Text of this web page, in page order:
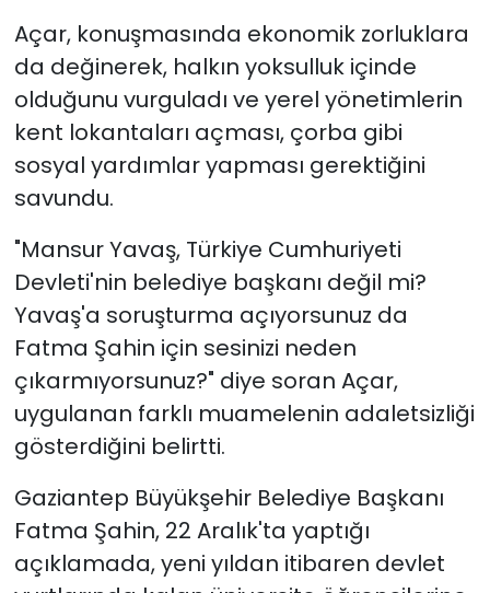
Açar, konuşmasında ekonomik zorluklara
da değinerek, halkın yoksulluk içinde
olduğunu vurguladı ve yerel yönetimlerin
kent lokantaları açması, çorba gibi
sosyal yardımlar yapması gerektiğini
savundu.
"Mansur Yavaş, Türkiye Cumhuriyeti
Devleti'nin belediye başkanı değil mi?
Yavaş'a soruşturma açıyorsunuz da
Fatma Şahin için sesinizi neden
çıkarmıyorsunuz?" diye soran Açar,
uygulanan farklı muamelenin adaletsizliği
gösterdiğini belirtti.
Gaziantep Büyükşehir Belediye Başkanı
Fatma Şahin, 22 Aralık'ta yaptığı
açıklamada, yeni yıldan itibaren devlet